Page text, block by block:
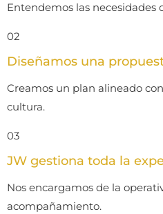
Entendemos las
02
Diseñamos una
Creamos un plan alineado
cultura.
03
JW gestiona toda la
Nos encargamos de la
acompañamiento.